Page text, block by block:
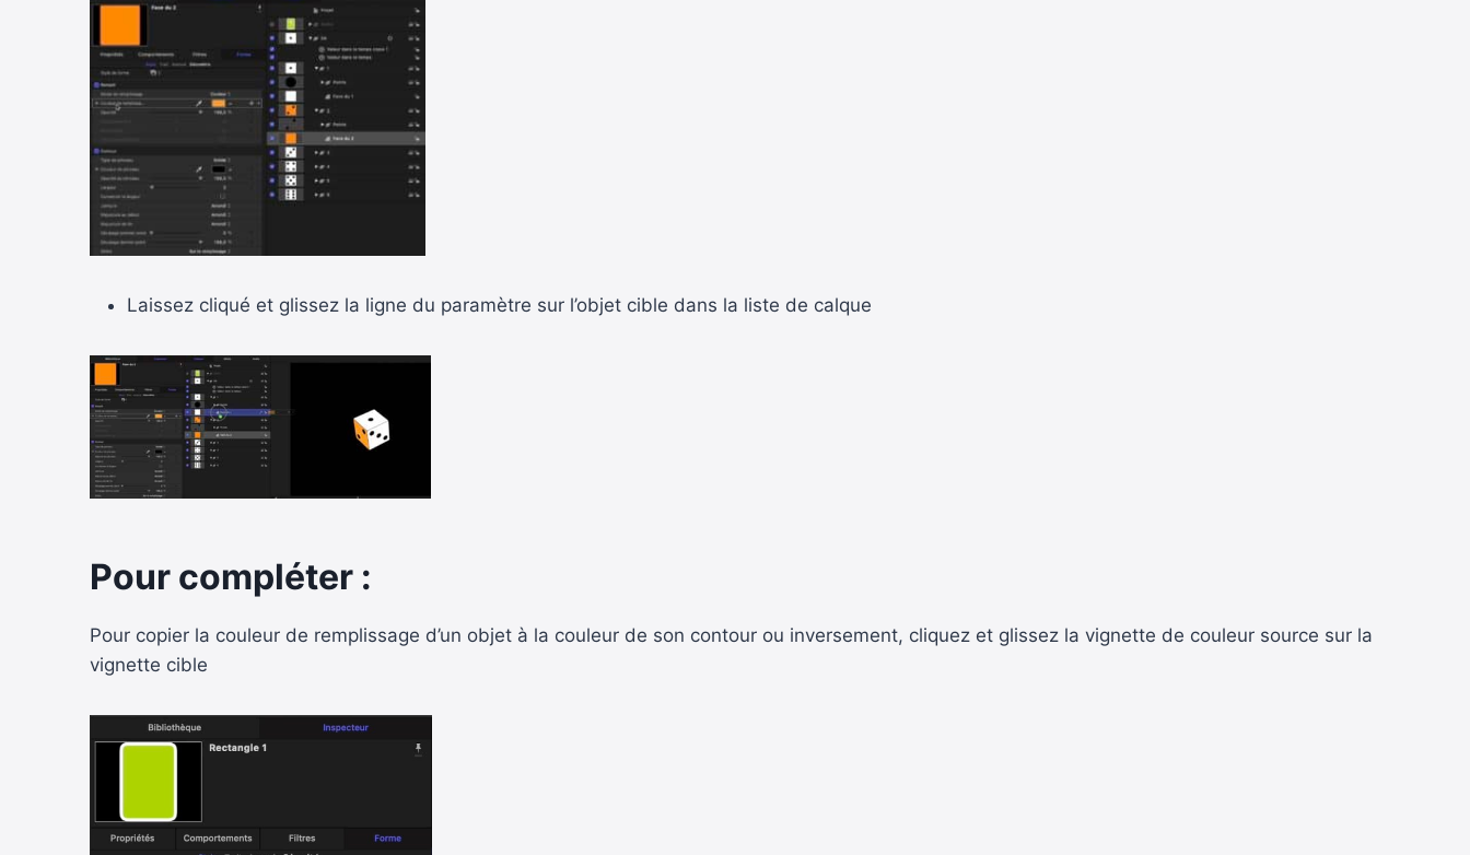
Laissez cliqué et glissez la ligne du paramètre sur l’objet cible dans la liste de calque
Pour compléter :
Pour copier la couleur de remplissage d’un objet à la couleur de son contour ou inversement, cliquez et glissez la vignette de couleur source sur la
vignette cible